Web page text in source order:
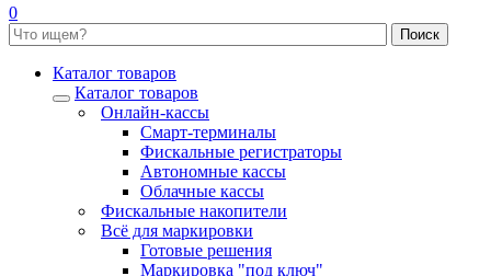
0
Каталог товаров
Каталог товаров
Онлайн-кассы
Смарт-терминалы
Фискальные регистраторы
Автономные кассы
Облачные кассы
Фискальные накопители
Всё для маркировки
Готовые решения
Маркировка "под ключ"